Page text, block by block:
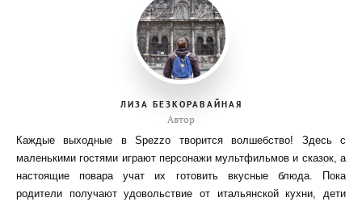
ЛИЗА БЕЗКОРАВАЙНАЯ
Автор
Каждые выходные в Spezzo творится волшебство! Здесь с
маленькими гостями играют персонажи мультфильмов и сказок, а
настоящие повара учат их готовить вкусные блюда. Пока
родители получают удовольствие от итальянской кухни, дети